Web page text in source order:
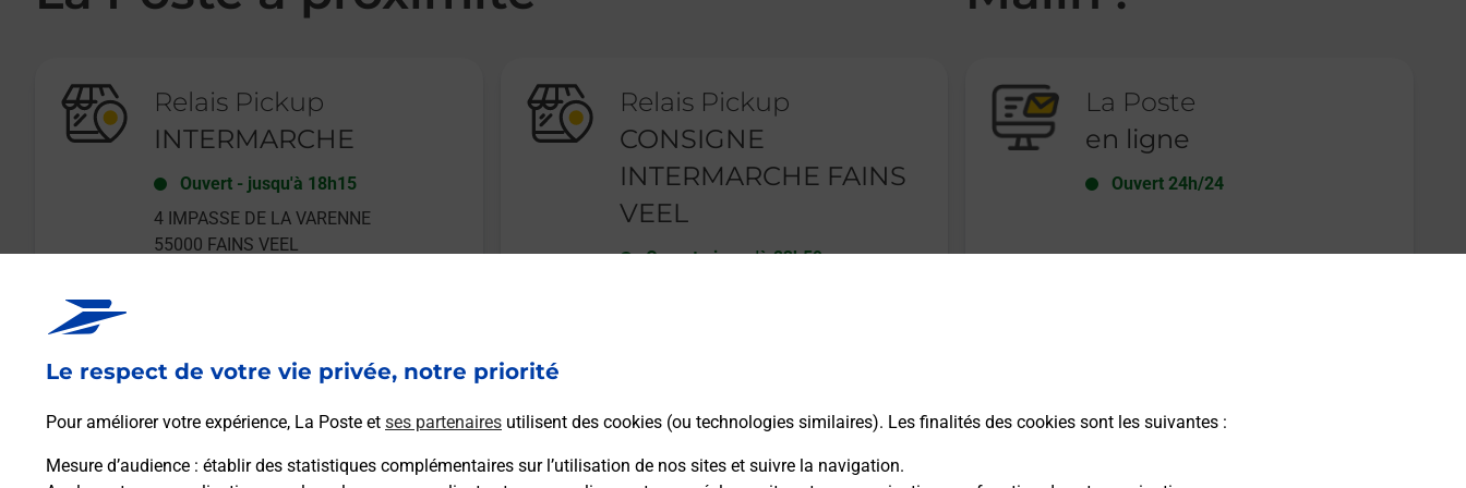
Le respect de votre vie privée, notre priorité
Pour améliorer votre expérience, La Poste et ses partenaires utilisent des cookies (ou technologies similaires). Les finalités des cookies sont les suivantes :
Mesure d’audience : établir des statistiques complémentaires sur l’utilisation de nos sites et suivre la navigation.
Relais Pickup
INTERMARCHE
Ouvert - jusqu'à 18h15
4 IMPASSE DE LA VARENNE
55000 FAINS VEEL
En savoir plus
Relais Pickup
CONSIGNE
INTERMARCHE FAINS
VEEL
Ouvert-jusqu'à 23h59
La Poste
en ligne
Ouvert 24h/24